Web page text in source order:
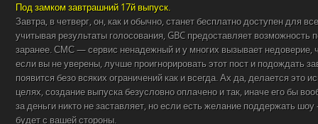
Под замком завтрашний 17й выпуск.
Завтра, в четверг, он, как и обычно, станет бесплатно доступен для
учитывая результаты голосования, GBC предоставляет возможность
заранее. СМС — сервис ненадежный и у многих вызывает недоверие,
если вы не уверены, лучше проигнорировать этот пост и подождать
появится безо всяких ограничений как и всегда. Ах да, делается это
целях, создание выпуска безусловно оплачено и так, иначе его бы
за деньги никто не заставляет, но если есть желание поддержать
будет с вашей стороны.